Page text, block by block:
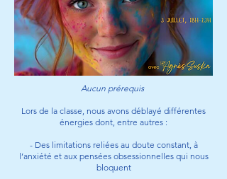
Aucun prérequis
Lors de la classe, nous avons déblayé différentes
énergies dont, entre autres :
- Des limitations reliées au doute constant, à
l’anxiété et aux pensées obsessionnelles qui nous
bloquent